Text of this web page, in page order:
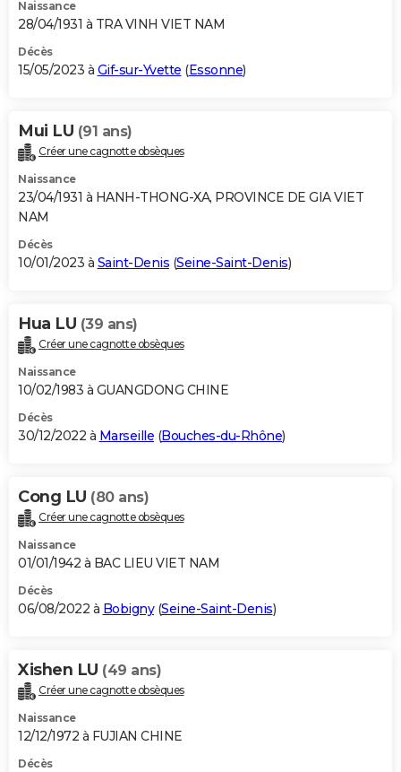
Naissance
28/04/1931 à TRA VINH VIET NAM
Décès
15/05/2023 à Gif-sur-Yvette (Essonne)
Mui LU (91 ans)
Créer une cagnotte obsèques
Naissance
23/04/1931 à HANH-THONG-XA, PROVINCE DE GIA VIET
NAM
Décès
10/01/2023 à Saint-Denis (Seine-Saint-Denis)
Hua LU (39 ans)
Créer une cagnotte obsèques
Naissance
10/02/1983 à GUANGDONG CHINE
Décès
30/12/2022 à Marseille (Bouches-du-Rhône)
Cong LU (80 ans)
Créer une cagnotte obsèques
Naissance
01/01/1942 à BAC LIEU VIET NAM
Décès
06/08/2022 à Bobigny(Seine-Saint-Denis)
Xishen LU (49 ans)
Créer une cagnotte obsèques
Naissance
12/12/1972 à FUJIAN CHINE
Décès